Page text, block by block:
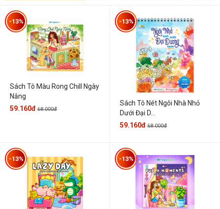
Sách Tô Màu Rong Chill Ngày
Nắng
-13%
59.160đ 68.000đ
Sách Tô Nét Ngôi Nhà Nhỏ
Dưới Đại D...
-13%
59.160đ 68.000đ
-13% -13%